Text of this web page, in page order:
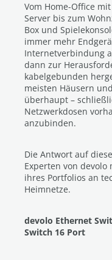
Vom Home-Office
Server bis zum
Box und
immer mehr
Internetverbindung
dann zur
kabelgebunden
meisten Häusern
überhaupt –
Netzwerkdosen
anzubinden.
Die Antwort auf
Experten von
ihres Portfolios an
Heimnetze.
devolo Ethernet
Switch 16 Port